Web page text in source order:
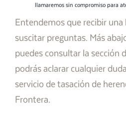
llamaremos sin compromiso para
Entendemos que recibir una
suscitar preguntas. Más
puedes consultar la sección
podrás aclarar cualquier
servicio de tasación de
Frontera.